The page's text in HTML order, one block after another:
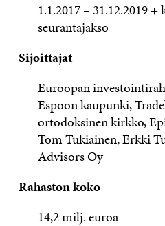
1.1.2017 – 31.12.2019
seurantajakso
Sijoittajat
Euroopan
Espoon kaupunki,
ortodoksinen kirkko,
Tom Tukiainen, Erkki
Advisors Oy
Rahaston koko
14,2 milj. euroa